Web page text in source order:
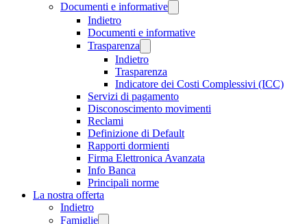
Documenti e informative
Indietro
Documenti e informative
Trasparenza
Indietro
Trasparenza
Indicatore dei Costi Complessivi (ICC)
Servizi di pagamento
Disconoscimento movimenti
Reclami
Definizione di Default
Rapporti dormienti
Firma Elettronica Avanzata
Info Banca
Principali norme
La nostra offerta
Indietro
Famiglie